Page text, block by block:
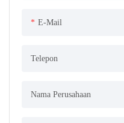
E-Mail
Telepon
Nama Perusahaan